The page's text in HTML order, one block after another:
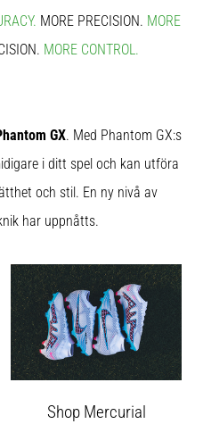
MORE PRECISION. MORE
MORE CONTROL.
GX. Med Phantom GX:s
i ditt spel och kan utföra
och stil. En ny nivå av
har uppnåtts.
Shop Mercurial